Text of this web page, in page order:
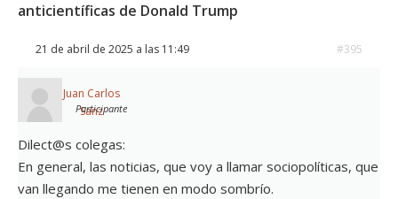
anticientíficas de Donald Trump
21 de abril de 2025 a las 11:49 #395
Juan Carlos
Sanz
Participante
Dilect@s colegas:
En general, las noticias, que voy a llamar sociopolíticas, que
van llegando me tienen en modo sombrío.